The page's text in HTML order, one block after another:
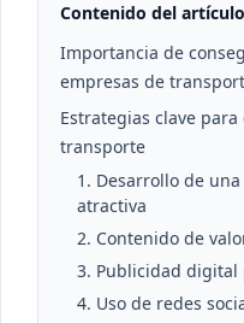
Contenido del artículo
Importancia de
empresas de
Estrategias clave
transporte
1. Desarrollo de
atractiva
2. Contenido de
3. Publicidad
4. Uso de redes